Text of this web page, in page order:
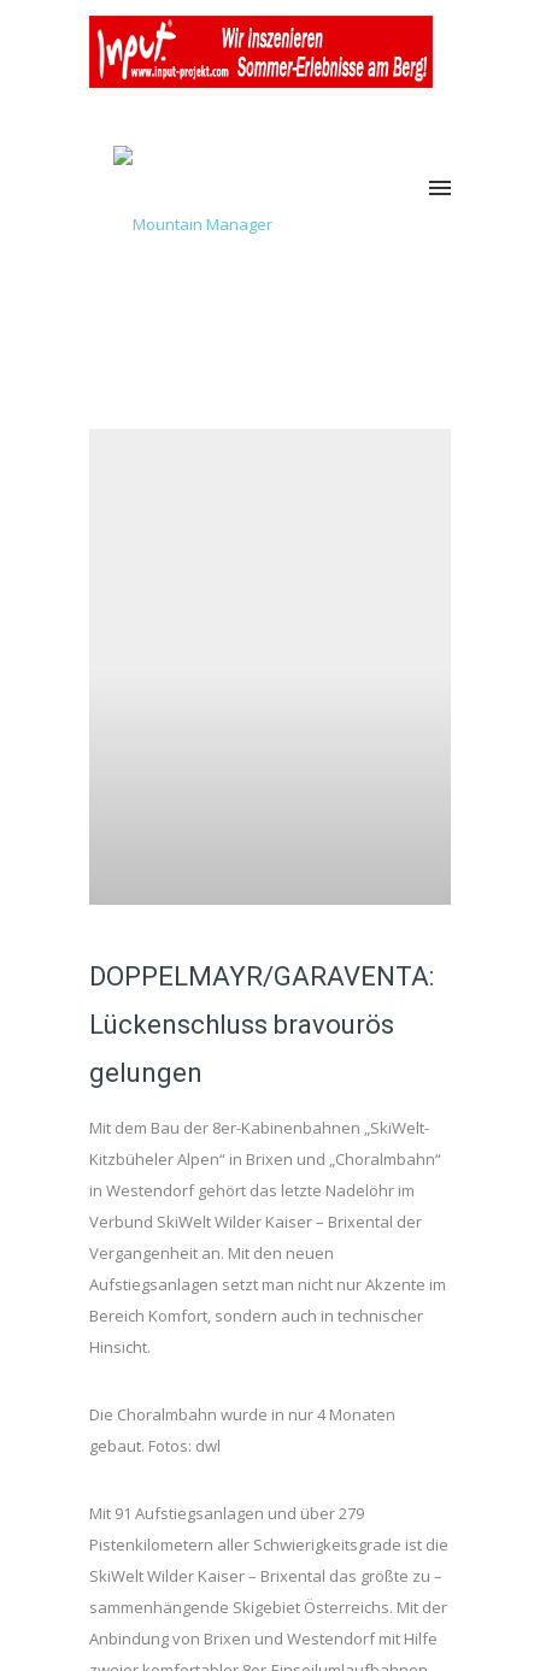
DOPPELMAYR/GARAVENTA:
Lückenschluss bravourös
gelungen
Mit dem Bau der 8er-Kabinenbahnen „SkiWelt-
Kitzbüheler Alpen“ in Brixen und „Choralmbahn“
in Westendorf gehört das letzte Nadelöhr im
Verbund SkiWelt Wilder Kaiser – Brixental der
Vergangenheit an. Mit den neuen
Aufstiegsanlagen setzt man nicht nur Akzente im
Bereich Komfort, sondern auch in technischer
Hinsicht.
Die Choralmbahn wurde in nur 4 Monaten
gebaut. Fotos: dwl
Mit 91 Aufstiegsanlagen und über 279
Pistenkilometern aller Schwierigkeitsgrade ist die
SkiWelt Wilder Kaiser – Brixental das größte zu –
sammenhängende Skigebiet Österreichs. Mit der
Anbindung von Brixen und Westendorf mit Hilfe